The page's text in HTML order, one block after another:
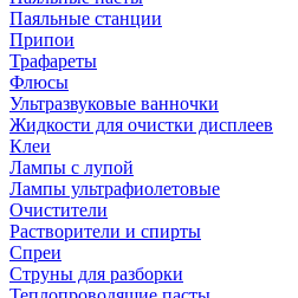
Паяльные станции
Припои
Трафареты
Флюсы
Ультразвуковые ванночки
Жидкости для очистки дисплеев
Клеи
Лампы с лупой
Лампы ультрафиолетовые
Очистители
Растворители и спирты
Спреи
Струны для разборки